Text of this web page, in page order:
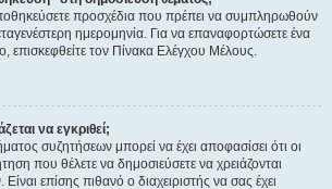
προσχέδια που πρέπει να συμπληρωθούν
ημερομηνία. Για να επαναφορτώσετε ένα
επισκεφθείτε τον Πίνακα Ελέγχου Μέλους.
να εγκριθεί;
συζητήσεων μπορεί να έχει αποφασίσει ότι οι
που θέλετε να δημοσιεύσετε να χρειάζονται
επίσης πιθανό ο διαχειριστής να σας έχει